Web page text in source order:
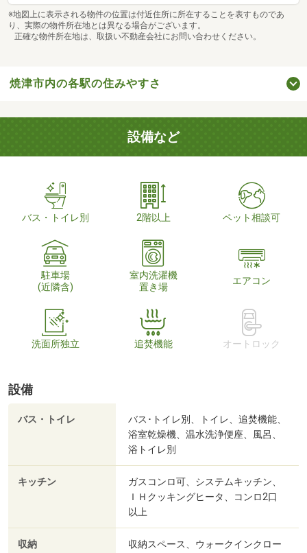
※地図上に表示される物件の位置は付近住所に所在することを表すものであ
り、実際の物件所在地とは異なる場合がございます。
正確な物件所在地は、取扱い不動産会社にお問い合わせください。
焼津市内の各駅の住みやすさ
設備など
バス・トイレ別 2階以上 ペット相談可
駐車場
(近隣含)
室内洗濯機
置き場
エアコン
洗面所独立 追焚機能 オートロック
設備
バス・トイレ
バス･トイレ別、トイレ、追焚機能、
浴室乾燥機、温水洗浄便座、風呂、
浴トイレ別
キッチン
ガスコンロ可、システムキッチン、
ＩＨクッキングヒータ、コンロ2口
以上
収納
収納スペース、ウォークインクロー